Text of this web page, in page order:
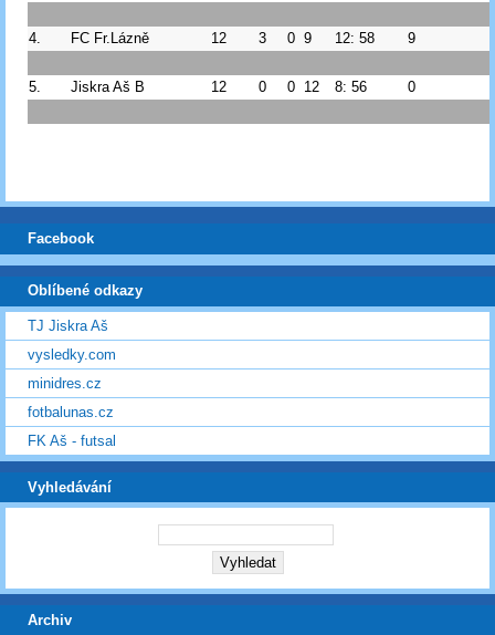
4. FC Fr.Lázně 12 3 0 9 12: 58 9
5. Jiskra Aš B 12 0 0 12 8: 56 0
Facebook
Oblíbené odkazy
TJ Jiskra Aš
vysledky.com
minidres.cz
fotbalunas.cz
FK Aš - futsal
Vyhledávání
Archiv